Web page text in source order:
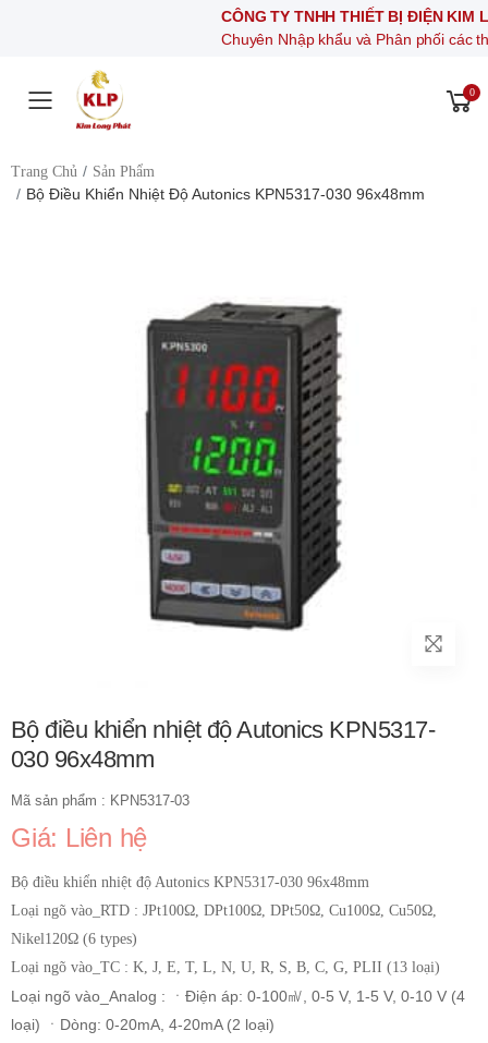
CÔNG TY TNHH THIẾT BỊ ĐIỆN KIM LONG
Chuyên Nhập khẩu và Phân phối các thiết bị
Toggle mobile menu
0
Trang Chủ Sản Phẩm
Bộ Điều Khiển Nhiệt Độ Autonics KPN5317-030 96x48mm
Bộ điều khiển nhiệt độ Autonics KPN5317-
030 96x48mm
Mã sản phẩm : KPN5317-03
Giá: Liên hệ
Bộ điều khiển nhiệt độ Autonics KPN5317-030 96x48mm
Loại ngõ vào_RTD : JPt100Ω, DPt100Ω, DPt50Ω, Cu100Ω, Cu50Ω,
Nikel120Ω (6 types)
Loại ngõ vào_TC : K, J, E, T, L, N, U, R, S, B, C, G, PLII (13 loại)
Loại ngõ vào_Analog : ㆍĐiện áp: 0-100㎷, 0-5 V, 1-5 V, 0-10 V (4
loại) ㆍDòng: 0-20mA, 4-20mA (2 loại)